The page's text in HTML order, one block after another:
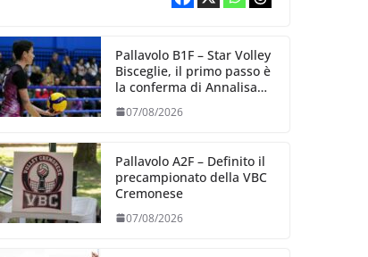
Pallavolo B1F – Star Volley
Bisceglie, il primo passo è
la conferma di Annalisa
Mileno
07/08/2026
Pallavolo A2F – Definito il
precampionato della VBC
Cremonese
07/08/2026